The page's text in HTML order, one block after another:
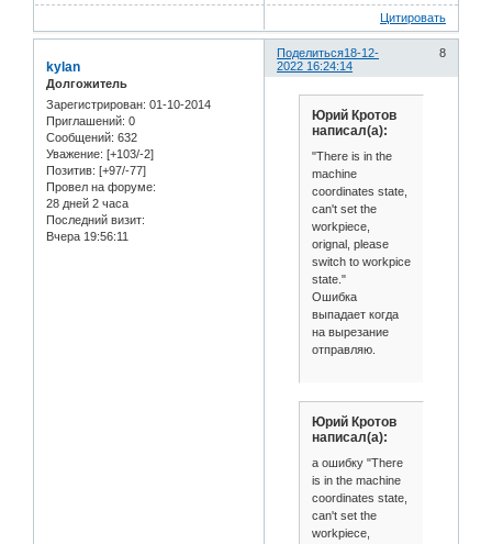
Цитировать
Поделиться 8
18-12-
2022 16:24:14
kylan
Долгожитель
Зарегистрирован: 01-10-2014
Приглашений: 0
Сообщений: 632
Уважение: [+103/-2]
Позитив: [+97/-77]
Провел на форуме:
28 дней 2 часа
Последний визит:
Вчера 19:56:11
Юрий Кротов
написал(а):
"There is in the
machine
coordinates state,
can't set the
workpiece,
orignal, please
switch to workpice
state."
Ошибка
выпадает когда
на вырезание
отправляю.
Юрий Кротов
написал(а):
а ошибку "There
is in the machine
coordinates state,
can't set the
workpiece,